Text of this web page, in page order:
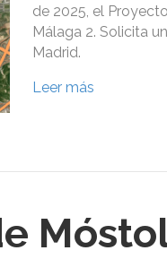
de 2025, el
Málaga 2. Solicita
Madrid.
Leer más